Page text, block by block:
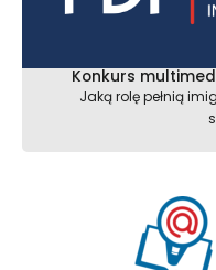
Konkurs
Jaką rolę pełnią